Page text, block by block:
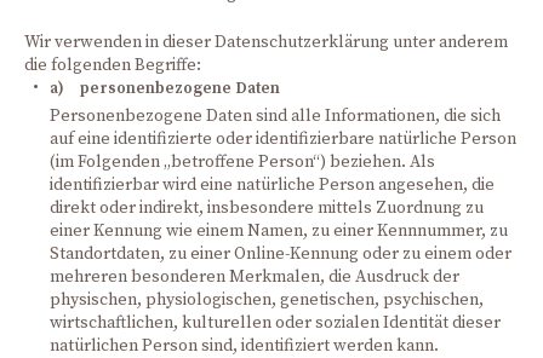
Wir verwenden in dieser Datenschutzerklärung unter anderem
die folgenden Begriffe:
a) personenbezogene Daten
Personenbezogene Daten sind alle Informationen, die sich
auf eine identifizierte oder identifizierbare natürliche Person
(im Folgenden „betroffene Person“) beziehen. Als
identifizierbar wird eine natürliche Person angesehen, die
direkt oder indirekt, insbesondere mittels Zuordnung zu
einer Kennung wie einem Namen, zu einer Kennnummer, zu
Standortdaten, zu einer Online-Kennung oder zu einem oder
mehreren besonderen Merkmalen, die Ausdruck der
physischen, physiologischen, genetischen, psychischen,
wirtschaftlichen, kulturellen oder sozialen Identität dieser
natürlichen Person sind, identifiziert werden kann.